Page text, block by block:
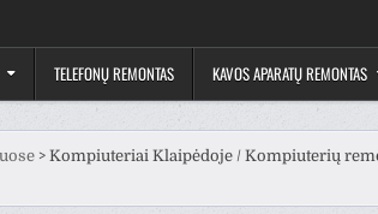
TELEFONŲ REMONTAS KAVOS APARATŲ REMONTAS
> Kompiuteriai Klaipėdoje / Kompiuterių